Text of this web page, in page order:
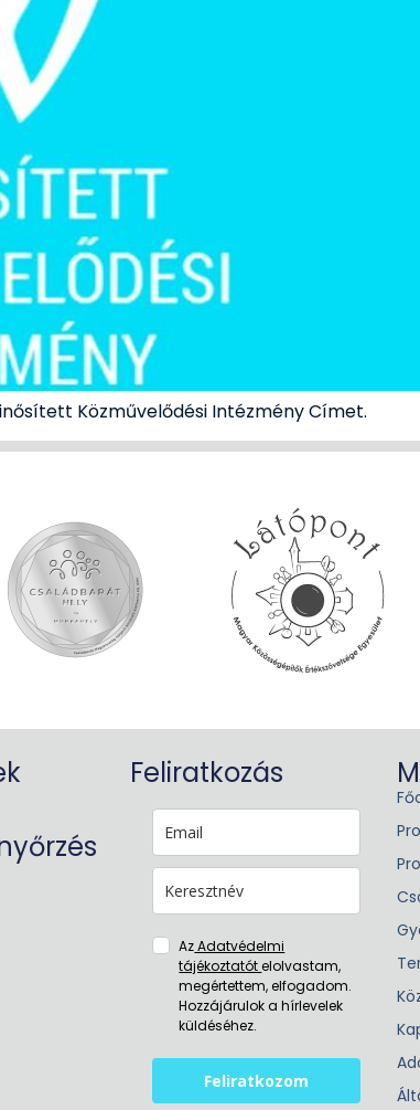
Közművelődési Intézmény Címet.
Feliratkozás
AzAdatvédelmi
tájékoztatótelolvastam,
megértettem, elfogadom.
Hozzájárulok a hírlevelek
küldéséhez.
Feliratkozom